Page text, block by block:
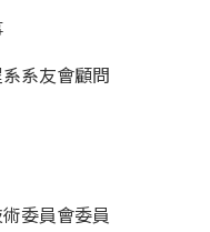
系友會顧問
委員會委員